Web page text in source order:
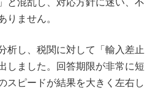
ません。
析し、税関に対して「輸入差止
しました。回答期限が非常に短
スピードが結果を大きく左右し